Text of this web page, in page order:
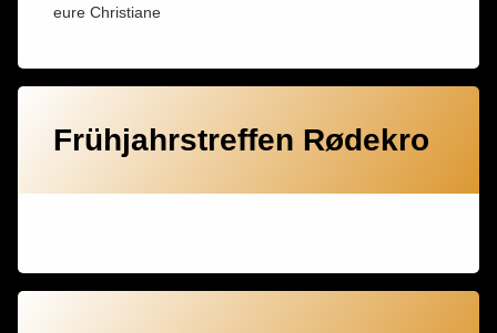
eure Christiane
Frühjahrstreffen Rødekro